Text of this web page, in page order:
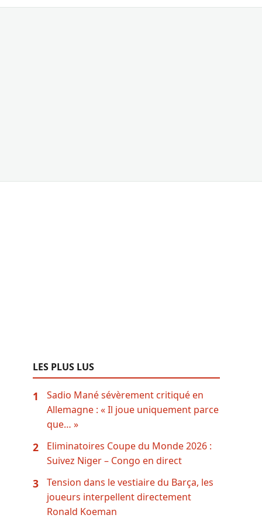
LES PLUS LUS
1
Sadio Mané sévèrement critiqué en
Allemagne : « Il joue uniquement parce
que… »
2
Eliminatoires Coupe du Monde 2026 :
Suivez Niger – Congo en direct
3
Tension dans le vestiaire du Barça, les
joueurs interpellent directement
Ronald Koeman